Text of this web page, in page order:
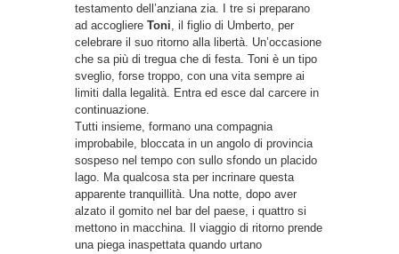
testamento dell’anziana zia. I tre si preparano
ad accogliere Toni, il figlio di Umberto, per
celebrare il suo ritorno alla libertà. Un’occasione
che sa più di tregua che di festa. Toni è un tipo
sveglio, forse troppo, con una vita sempre ai
limiti dalla legalità. Entra ed esce dal carcere in
continuazione.
Tutti insieme, formano una compagnia
improbabile, bloccata in un angolo di provincia
sospeso nel tempo con sullo sfondo un placido
lago. Ma qualcosa sta per incrinare questa
apparente tranquillità. Una notte, dopo aver
alzato il gomito nel bar del paese, i quattro si
mettono in macchina. Il viaggio di ritorno prende
una piega inaspettata quando urtano